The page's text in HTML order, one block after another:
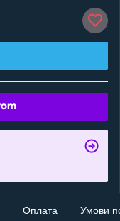
Оплата Умови